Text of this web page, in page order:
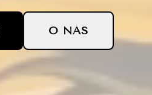
O NÁS